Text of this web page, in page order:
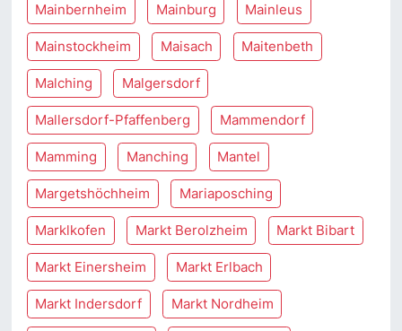
Mainbernheim Mainburg Mainleus
Mainstockheim Maisach Maitenbeth
Malching Malgersdorf
Mallersdorf-Pfaffenberg Mammendorf
Mamming Manching Mantel
Margetshöchheim Mariaposching
Marklkofen Markt Berolzheim Markt Bibart
Markt Einersheim Markt Erlbach
Markt Indersdorf Markt Nordheim